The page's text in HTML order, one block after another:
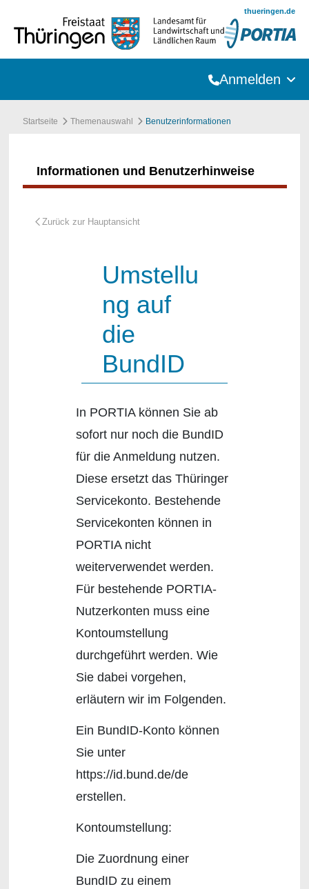
thueringen.de
Anmelden
Startseite Themenauswahl Benutzerinformationen
Informationen und Benutzerhinweise
Umstellu
ng auf
die
BundID
In PORTIA können Sie ab
sofort nur noch die BundID
für die Anmeldung nutzen.
Diese ersetzt das Thüringer
Servicekonto. Bestehende
Servicekonten können in
PORTIA nicht
weiterverwendet werden.
Für bestehende PORTIA-
Nutzerkonten muss eine
Kontoumstellung
durchgeführt werden. Wie
Sie dabei vorgehen,
erläutern wir im Folgenden.
Ein BundID-Konto können
Sie unter
https://id.bund.de/de
erstellen.
Kontoumstellung:
Die Zuordnung einer
BundID zu einem